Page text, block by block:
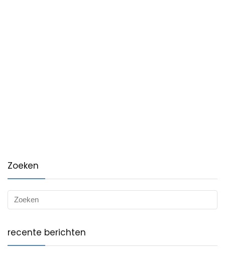
Zoeken
recente berichten